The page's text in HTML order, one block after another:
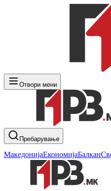
Отвори мени
Пребарување
МакедонијаЕкономијаБалкан